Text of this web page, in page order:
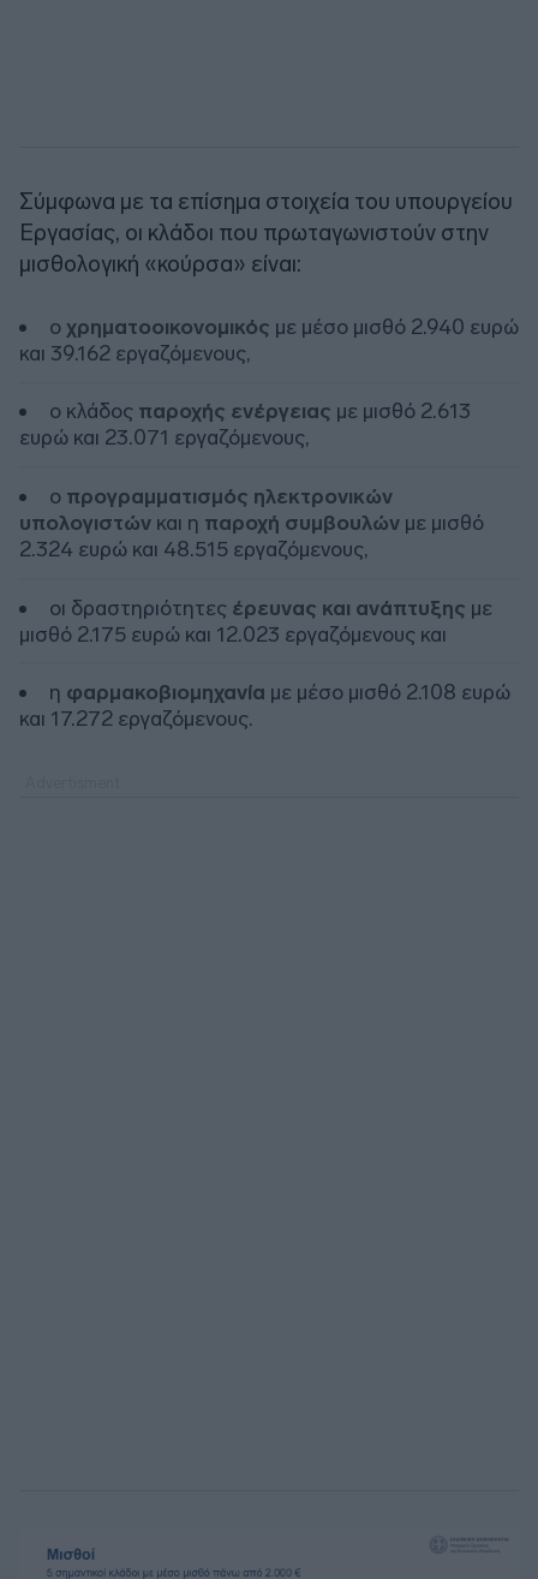
Σύμφωνα με τα επίσημα στοιχεία του υπουργείου
Εργασίας, οι κλάδοι που πρωταγωνιστούν στην
μισθολογική «κούρσα» είναι:
οχρηματοοικονομικός με μέσο μισθό 2.940 ευρώ
και 39.162 εργαζόμενους,
ο κλάδος παροχής ενέργειας με μισθό 2.613
ευρώ και 23.071 εργαζόμενους,
ο προγραμματισμός ηλεκτρονικών
υπολογιστών και η παροχή συμβουλών με μισθό
2.324 ευρώ και 48.515 εργαζόμενους,
οι δραστηριότητες έρευνας και ανάπτυξης με
μισθό 2.175 ευρώ και 12.023 εργαζόμενους και
η φαρμακοβιομηχανία με μέσο μισθό 2.108 ευρώ
και 17.272 εργαζόμενους.